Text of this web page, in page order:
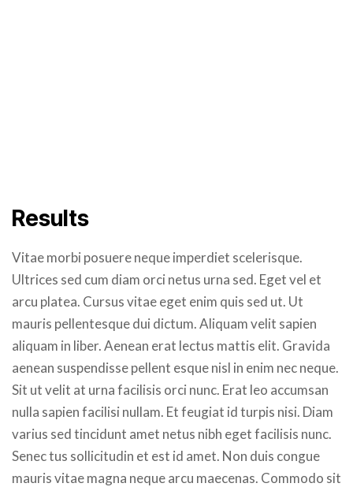
Results
Vitae morbi posuere neque imperdiet scelerisque.
Ultrices sed cum diam orci netus urna sed. Eget vel et
arcu platea. Cursus vitae eget enim quis sed ut. Ut
mauris pellentesque dui dictum. Aliquam velit sapien
aliquam in liber. Aenean erat lectus mattis elit. Gravida
aenean suspendisse pellent esque nisl in enim nec neque.
Sit ut velit at urna facilisis orci nunc. Erat leo accumsan
nulla sapien facilisi nullam. Et feugiat id turpis nisi. Diam
varius sed tincidunt amet netus nibh eget facilisis nunc.
Senec tus sollicitudin et est id amet. Non duis congue
mauris vitae magna neque arcu maecenas. Commodo sit